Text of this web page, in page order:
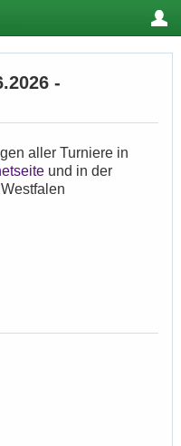
-
aller Turniere in
und in der